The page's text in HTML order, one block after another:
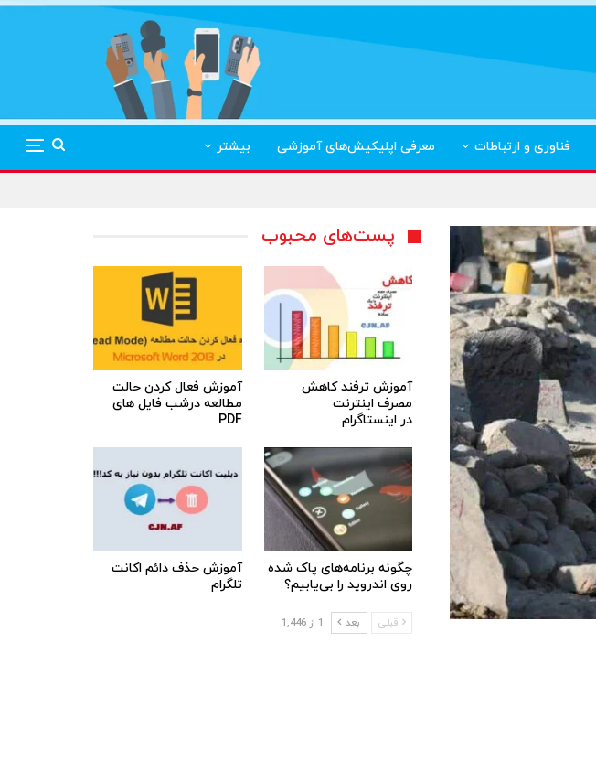
فناوری و ارتباطات معرفی اپلیکیش‌های آموزشی بیشتر
پست‌های محبوب
آموزش ترفند کاهش
مصرف اینترنت
در اینستاگرام
آموزش فعال کردن حالت
مطالعه درشب فایل های
PDF
چگونه برنامه‌های پاک شده
روی اندروید را بی‌یابیم؟
آموزش حذف دائم اکانت
تلگرام
قبلی بعد 1 از 1,446